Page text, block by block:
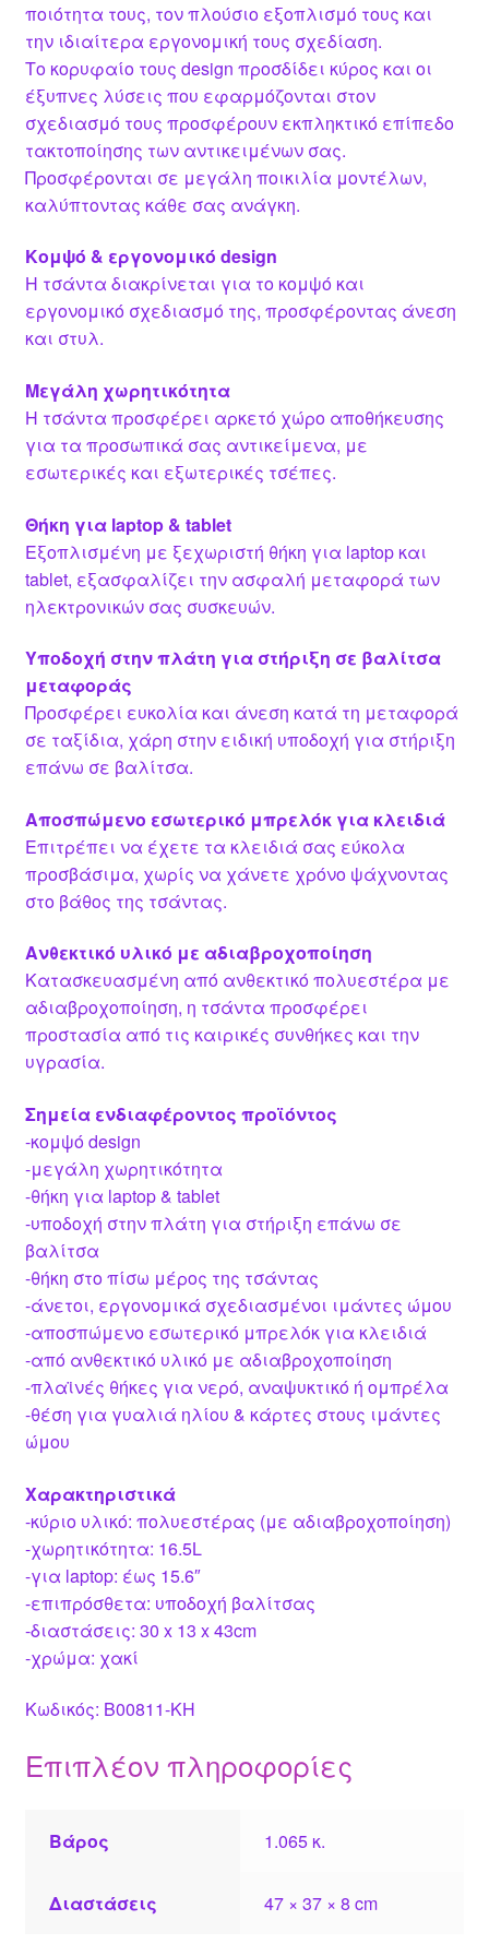
ποιότητα τους, τον πλούσιο εξοπλισμό τους και
την ιδιαίτερα εργονομική τους σχεδίαση.
Το κορυφαίο τους design προσδίδει κύρος και οι
έξυπνες λύσεις που εφαρμόζονται στον
σχεδιασμό τους προσφέρουν εκπληκτικό επίπεδο
τακτοποίησης των αντικειμένων σας.
Προσφέρονται σε μεγάλη ποικιλία μοντέλων,
καλύπτοντας κάθε σας ανάγκη.
Κομψό & εργονομικό design
Η τσάντα διακρίνεται για το κομψό και
εργονομικό σχεδιασμό της, προσφέροντας άνεση
και στυλ.
Μεγάλη χωρητικότητα
Η τσάντα προσφέρει αρκετό χώρο αποθήκευσης
για τα προσωπικά σας αντικείμενα, με
εσωτερικές και εξωτερικές τσέπες.
Θήκη για laptop & tablet
Εξοπλισμένη με ξεχωριστή θήκη για laptop και
tablet, εξασφαλίζει την ασφαλή μεταφορά των
ηλεκτρονικών σας συσκευών.
Υποδοχή στην πλάτη για στήριξη σε βαλίτσα
μεταφοράς
Προσφέρει ευκολία και άνεση κατά τη μεταφορά
σε ταξίδια, χάρη στην ειδική υποδοχή για στήριξη
επάνω σε βαλίτσα.
Αποσπώμενο εσωτερικό μπρελόκ για κλειδιά
Επιτρέπει να έχετε τα κλειδιά σας εύκολα
προσβάσιμα, χωρίς να χάνετε χρόνο ψάχνοντας
στο βάθος της τσάντας.
Ανθεκτικό υλικό με αδιαβροχοποίηση
Κατασκευασμένη από ανθεκτικό πολυεστέρα με
αδιαβροχοποίηση, η τσάντα προσφέρει
προστασία από τις καιρικές συνθήκες και την
υγρασία.
Σημεία ενδιαφέροντος προϊόντος
-κομψό design
-μεγάλη χωρητικότητα
-θήκη για laptop & tablet
-υποδοχή στην πλάτη για στήριξη επάνω σε
βαλίτσα
-θήκη στο πίσω μέρος της τσάντας
-άνετοι, εργονομικά σχεδιασμένοι ιμάντες ώμου
-αποσπώμενο εσωτερικό μπρελόκ για κλειδιά
-από ανθεκτικό υλικό με αδιαβροχοποίηση
-πλαϊνές θήκες για νερό, αναψυκτικό ή ομπρέλα
-θέση για γυαλιά ηλίου & κάρτες στους ιμάντες
ώμου
Χαρακτηριστικά
-κύριο υλικό: πολυεστέρας (με αδιαβροχοποίηση)
-χωρητικότητα: 16.5L
-για laptop: έως 15.6″
-επιπρόσθετα: υποδοχή βαλίτσας
-διαστάσεις: 30 x 13 x 43cm
-χρώμα: χακί
Κωδικός: B00811-KH
Επιπλέον πληροφορίες
Βάρος 1.065 κ.
Διαστάσεις 47 × 37 × 8 cm